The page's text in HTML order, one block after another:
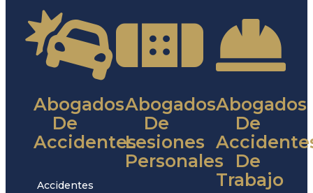
Abogados
De
Accidentes
Accidentes
Abogados
De
Lesiones
Personales
Abogados
De
De
Trabajo